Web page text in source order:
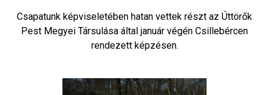
Csapatunk képviseletében hatan vettek részt az Úttörők
Pest Megyei Társulása által január végén Csillebércen
rendezett képzésen.